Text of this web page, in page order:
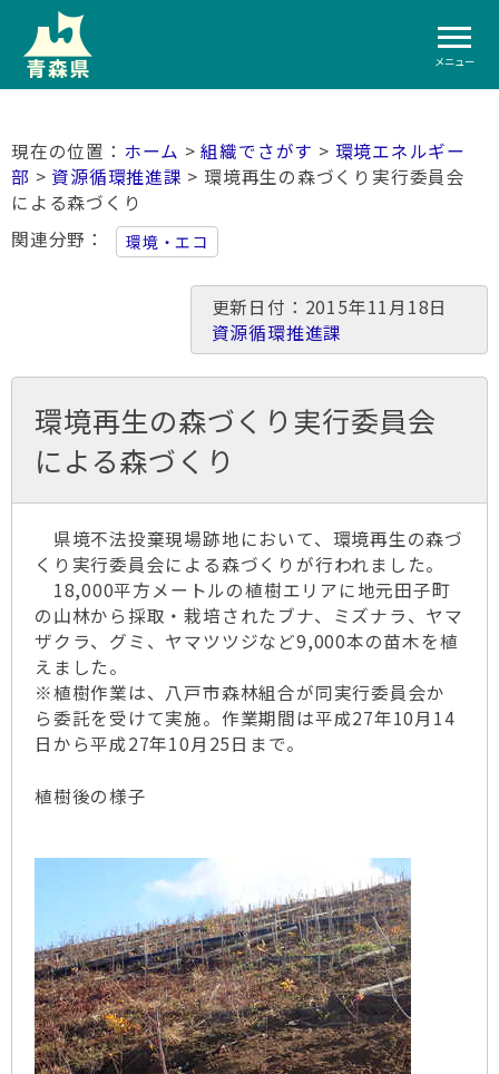
メニュー
ホーム >組織でさがす > 環境エネルギー
部 > 資源循環推進課 > 環境再生の森づくり実行委員会
による森づくり
関連分野
環境・エコ
更新日付：2015年11月18日
資源循環推進課
環境再生の森づくり実行委員会
による森づくり
県境不法投棄現場跡地において、環境再生の森づ
くり実行委員会による森づくりが行われました。
18,000平方メートルの植樹エリアに地元田子町
の山林から採取・栽培されたブナ、ミズナラ、ヤマ
ザクラ、グミ、ヤマツツジなど9,000本の苗木を植
えました。
※植樹作業は、八戸市森林組合が同実行委員会か
ら委託を受けて実施。作業期間は平成27年10月14
日から平成27年10月25日まで。
植樹後の様子